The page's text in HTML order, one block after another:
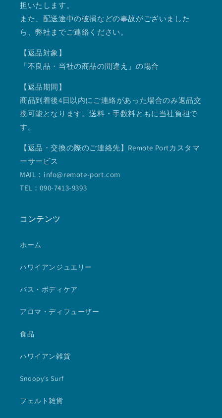
担いたします。
また、配送途中の破損などの事故がございました
ら、弊社までご連絡ください。
【返品対象】
「不良品・当社の商品の間違え」の場合
【返品期間】
商品到着後4日以内にご連絡があった場合のみ返品交
換可能となります。送料・手数料ともに当社負担で
す。
【返品・交換の際のご連絡先】Remote Portカスタマ
ーサービス
MAIL：info@remote-port.com
TEL：090-7413-9393
コンテンツ
ホーム
ハワイアンジュエリー
バス・ボディケア
アロマ・ディフューザー
食品
ハワイアン雑貨
Snoopy's Surf
フェルト雑貨